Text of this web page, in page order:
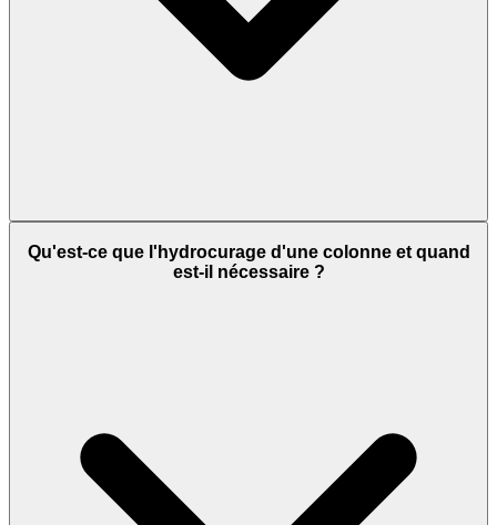
Qu'est-ce que l'hydrocurage d'une colonne et quand
est-il nécessaire ?